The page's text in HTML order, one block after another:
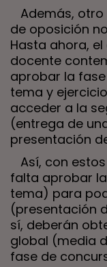
Además, otro
de oposición
Hasta ahora,
docente
aprobar la
tema y
acceder a la
(entrega de
presentación
Así, con
falta aprobar
tema) para
(presentación
sí, deberán
global (media
fase de